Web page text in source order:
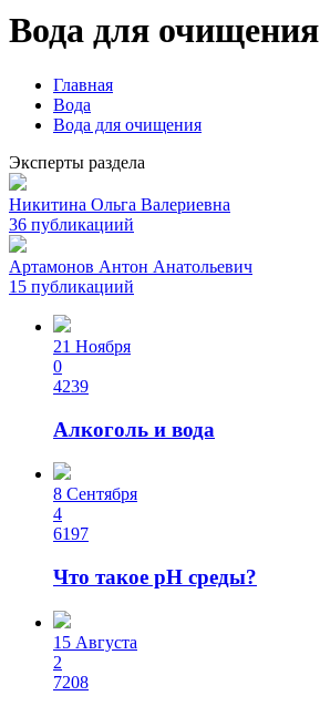
Вода для очищения
Главная
Вода
Вода для очищения
Эксперты раздела
Никитина Ольга Валериевна
36 публикациий
Артамонов Антон Анатольевич
15 публикациий
21 Ноября
0
4239
Алкоголь и вода
8 Сентября
4
6197
Что такое рН среды?
15 Августа
2
7208